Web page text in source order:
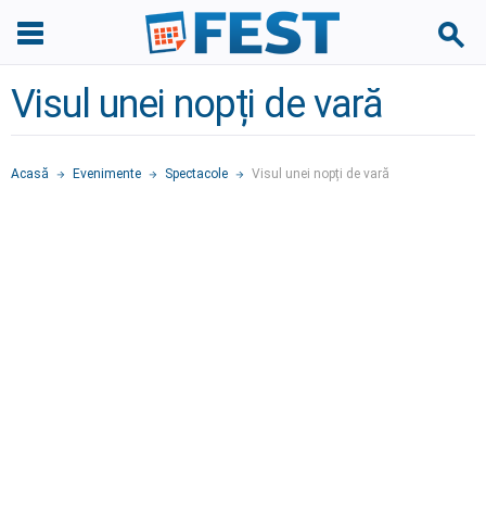
Visul unei nopți de vară
Acasă Evenimente Spectacole Visul unei nopți de vară